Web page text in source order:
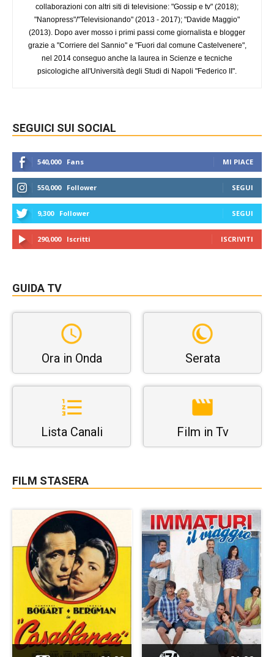
collaborazioni con altri siti di televisione: "Gossip e tv" (2018);
"Nanopress"/"Televisionando" (2013 - 2017); "Davide Maggio"
(2013). Dopo aver mosso i primi passi come giornalista e blogger
grazie a "Corriere del Sannio" e "Fuori dal comune Castelvenere",
nel 2014 conseguo anche la laurea in Scienze e tecniche
psicologiche all'Università degli Studi di Napoli "Federico II".
SEGUICI SUI SOCIAL
540,000 Fans MI PIACE
550,000 Follower SEGUI
9,300 Follower SEGUI
290,000 Iscritti ISCRIVITI
GUIDA TV
Ora in Onda Serata
Lista Canali Film in Tv
FILM STASERA